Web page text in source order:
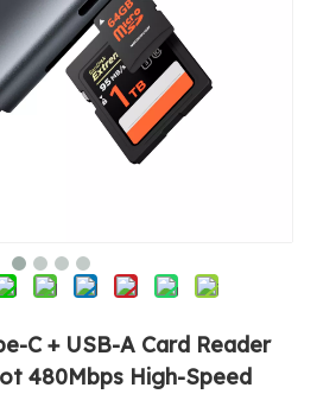
C + USB-A Card Reader
480Mbps High-Speed